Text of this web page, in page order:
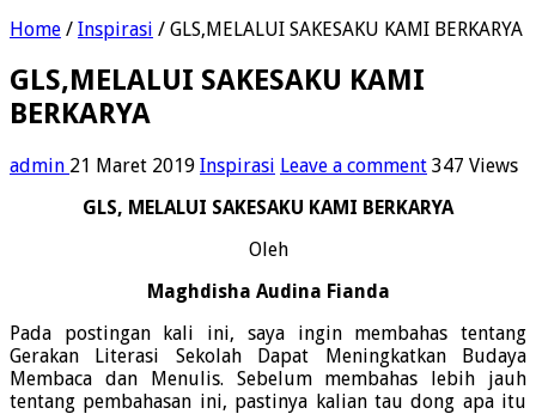
Home / Inspirasi / GLS,MELALUI SAKESAKU KAMI BERKARYA
GLS,MELALUI SAKESAKU KAMI
BERKARYA
admin 21 Maret 2019 Inspirasi Leave a comment 347 Views
GLS, MELALUI SAKESAKU KAMI BERKARYA
Oleh
Maghdisha Audina Fianda
Pada postingan kali ini, saya ingin membahas tentang
Gerakan Literasi Sekolah Dapat Meningkatkan Budaya
Membaca dan Menulis. Sebelum membahas lebih jauh
tentang pembahasan ini, pastinya kalian tau dong apa itu